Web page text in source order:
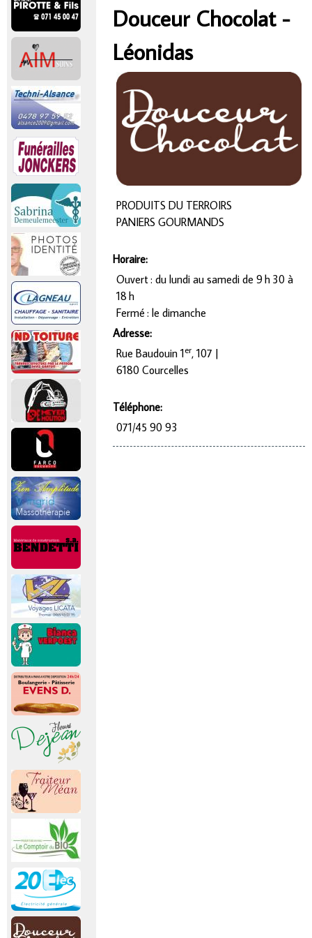
Vous êtes ici
Douceur Chocolat -
Léonidas
PRODUITS DU TERROIRS
PANIERS GOURMANDS
Horaire:
Ouvert :du lundi au samedi de 9 h 30 à
18 h
Fermé : ledimanche
Adresse:
Rue Baudouin 1er, 107 |
6180 Courcelles
Téléphone:
071/45 90 93
n
c
p
a